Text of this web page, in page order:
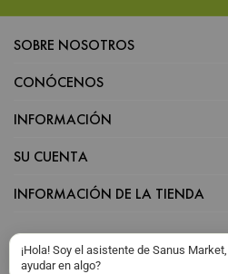
SOBRE NOSOTROS
CONÓCENOS
INFORMACIÓN
SU CUENTA
INFORMACIÓN DE LA TIENDA
¡Hola! Soy el asistente de Sanus
ayudar en algo?